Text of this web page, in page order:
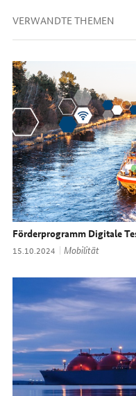
VERWANDTE THEMEN
Förderprogramm Digitale
Datum:
15.10.2024 Thema:
Mobilität